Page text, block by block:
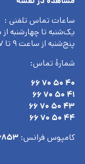
ساعات تماس تلفنی :
یک‌شنبه تا چهارشنبه از
پنج‌شنبه از ساعت ۹ تا ۱۷
شمارۀ تماس:
۴۰ ۵۰ ۷۰ ۶۶
۴۱ ۵۰ ۷۰ ۶۶
۴۳ ۵۰ ۷۰ ۶۶
۴۴ ۵۰ ۷۰ ۶۶
کامپوس فرانس: